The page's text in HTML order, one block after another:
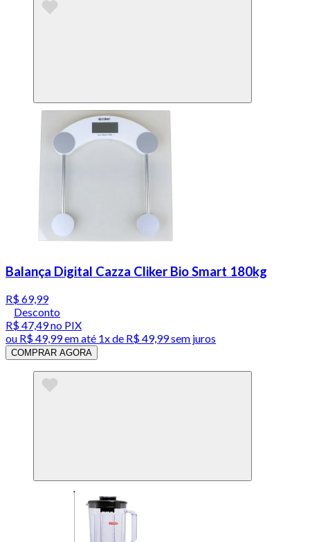
Balança Digital Cazza Cliker Bio Smart 180kg
R$ 69,99
Desconto
R$ 47,49no PIX
ou R$ 49,99em até 1x de R$ 49,99sem juros
COMPRAR AGORA